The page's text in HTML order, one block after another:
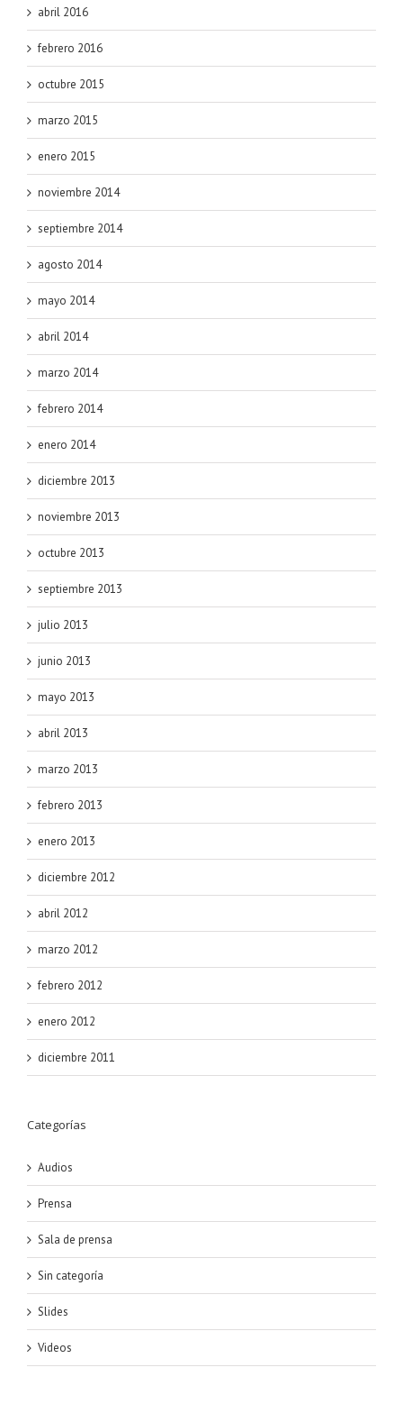
abril 2016
febrero 2016
octubre 2015
marzo 2015
enero 2015
noviembre 2014
septiembre 2014
agosto 2014
mayo 2014
abril 2014
marzo 2014
febrero 2014
enero 2014
diciembre 2013
noviembre 2013
octubre 2013
septiembre 2013
julio 2013
junio 2013
mayo 2013
abril 2013
marzo 2013
febrero 2013
enero 2013
diciembre 2012
abril 2012
marzo 2012
febrero 2012
enero 2012
diciembre 2011
Categorías
Audios
Prensa
Sala de prensa
Sin categoría
Slides
Videos